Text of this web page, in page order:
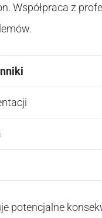
Współpraca z
potencjalne